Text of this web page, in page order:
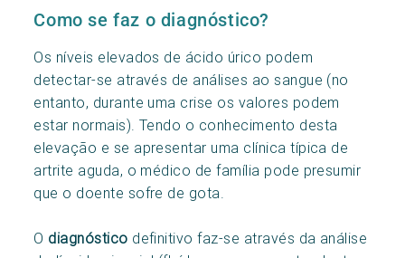
Como se faz o diagnóstico?
Os níveis elevados de ácido úrico podem
detectar-se através de análises ao sangue (no
entanto, durante uma crise os valores podem
estar normais). Tendo o conhecimento desta
elevação e se apresentar uma clínica típica de
artrite aguda, o médico de família pode presumir
que o doente sofre de gota.
O diagnóstico definitivo faz-se através da análise